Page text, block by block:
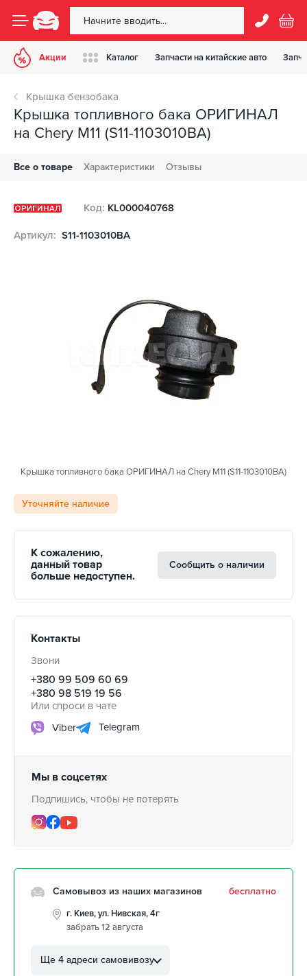
Акции Каталог Запчасти на китайские авто
Крышка бензобака
Крышка топливного бака ОРИГИНАЛ
на Chery M11 (S11-1103010BA)
Все о товаре Характеристики Отзывы
Код: KL000040768
Артикул: S11-1103010BA
Крышка топливного бака ОРИГИНАЛ на Chery M11 (S11-1103010BA)
Уточняйте наличие
К сожалению,
данный товар
больше недоступен.
Сообщить о наличии
Контакты
Звони
+380 99 509 60 69
+380 98 519 19 56
Или спроси в чате
Viber
Telegram
Мы в соцсетях
Подпишись, чтобы не потерять
Самовывоз из наших магазинов бесплатно
г. Киев, ул. Нивская, 4г
забрать 12 августа
Автолюбителей, 8а
Ще 4 адреси самовивозу